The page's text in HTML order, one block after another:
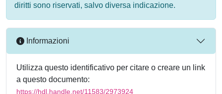
diritti sono riservati, salvo diversa indicazione.
Informazioni
Utilizza questo identificativo per citare o creare un link
a questo documento:
https://hdl.handle.net/11583/2973924